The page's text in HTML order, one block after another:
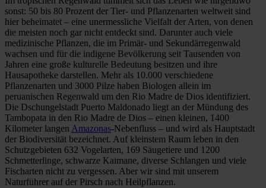
sonst: 50 bis 80 Prozent der Tier- und Pflanzenarten weltweit sind
hier beheimatet ­– eine unermessliche Vielfalt der Arten, von denen
die meisten noch gar nicht entdeckt sind. Darunter auch viele
medizinische Pflanzen, die im Primär- und Sekundärregenwald
wachsen und für die indigene Bevölkerung seit Tausenden von
Jahren eine große kulturelle Bedeutung besitzen und ihre
Hausapotheke darstellen. Mehr als 10.000 verschiedene
Pflanzenarten und 3000 Pilze haben Biologen allein im
peruanischen Regenwald um den Rio Madre de Dios identifiziert.
Die Dschungelstadt Puerto Maldonado liegt an der Mündung des
Tambopata in den Rio Madre de Dios – einen kleinen, 1400
Kilometer langen Amazonas-Nebenfluss – und wird als Hauptstadt
der Biodiversität bezeichnet. Auf kleinstem Raum leben in den
Schutzgebieten 632 Vogelarten, 169 Säugetiere und 1200
Schmetterlinge, schwarze Kaimane, diverse Schlangen und viele
Fischarten nicht zu vergessen. Aber wir sind mit unserem
Naturführer auf der Pirsch nach Heilpflanzen.